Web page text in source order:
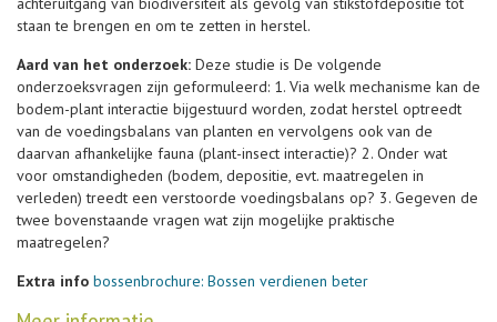
staan te brengen en om te zetten in herstel.
Aard van het onderzoek: Deze studie is De volgende
onderzoeksvragen zijn geformuleerd: 1. Via welk mechanisme kan de
bodem-plant interactie bijgestuurd worden, zodat herstel optreedt
van de voedingsbalans van planten en vervolgens ook van de
daarvan afhankelijke fauna (plant-insect interactie)? 2. Onder wat
voor omstandigheden (bodem, depositie, evt. maatregelen in
verleden) treedt een verstoorde voedingsbalans op? 3. Gegeven de
twee bovenstaande vragen wat zijn mogelijke praktische
maatregelen?
Extra info bossenbrochure: Bossen verdienen beter